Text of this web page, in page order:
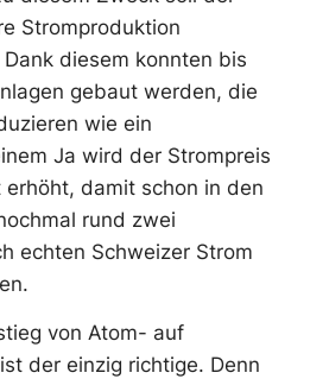
Stromproduktion
diesem konnten bis
gebaut werden, die
wie ein
Ja wird der Strompreis
damit schon in den
rund zwei
echten Schweizer Strom
von Atom- auf
der einzig richtige. Denn